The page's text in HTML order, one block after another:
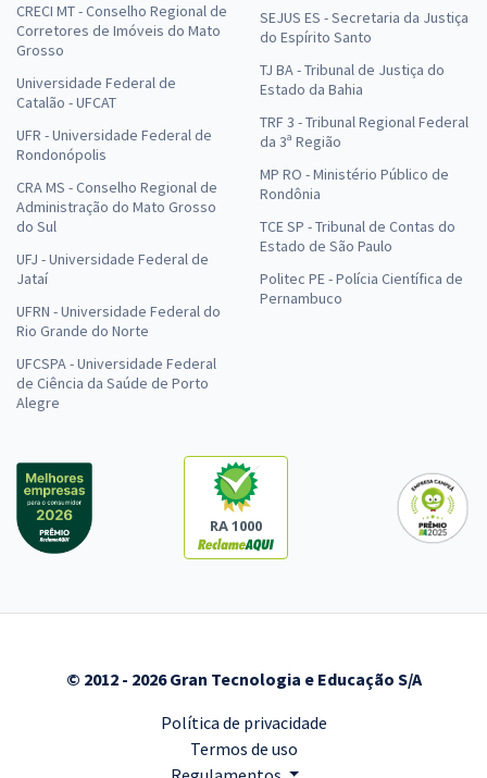
CRECI MT - Conselho Regional de
Corretores de Imóveis do Mato
Grosso
Universidade Federal de
Catalão - UFCAT
UFR - Universidade Federal de
Rondonópolis
CRA MS - Conselho Regional de
Administração do Mato Grosso
do Sul
UFJ - Universidade Federal de
Jataí
UFRN - Universidade Federal do
Rio Grande do Norte
UFCSPA - Universidade Federal
de Ciência da Saúde de Porto
Alegre
SEJUS ES - Secretaria da Justiça
do Espírito Santo
TJ BA - Tribunal de Justiça do
Estado da Bahia
TRF 3 - Tribunal Regional Federal
da 3ª Região
MP RO - Ministério Público de
Rondônia
TCE SP - Tribunal de Contas do
Estado de São Paulo
Politec PE - Polícia Científica de
Pernambuco
RA 1000
© 2012 - 2026 Gran Tecnologia e Educação S/A
Política de privacidade
Termos de uso